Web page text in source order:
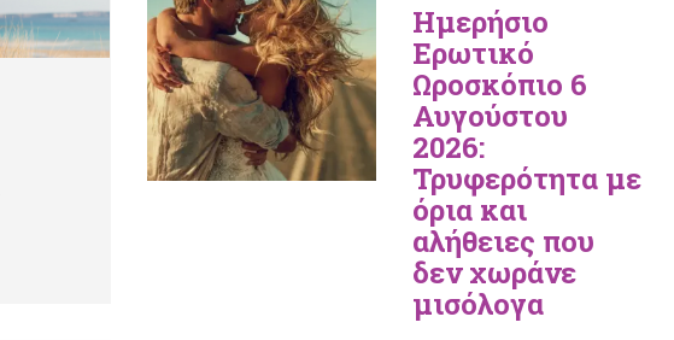
Ημερήσιο
Ερωτικό
Ωροσκόπιο 6
Αυγούστου
2026:
Τρυφερότητα με
όρια και
αλήθειες που
δεν χωράνε
μισόλογα